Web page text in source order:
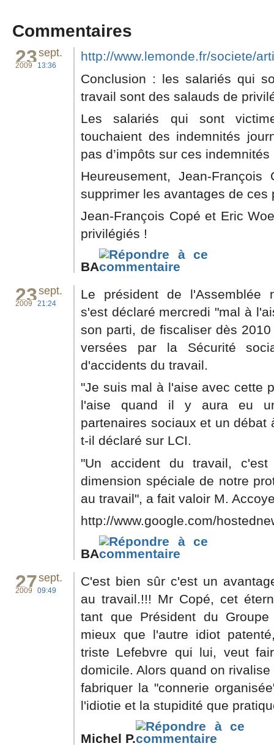
Commentaires
23sept.
2009 13:36
http://www.lemonde.fr/societe/
Conclusion : les salariés qui
travail sont des salauds de
Les salariés qui sont
touchaient des indemnités
pas d’impôts sur ces
Heureusement, Jean-
supprimer les avantages de ces
Jean-François Copé et Eric
privilégiés !
BA
23sept.
2009 21:24
Le président de l'Assemblée
s'est déclaré mercredi "mal à
son parti, de fiscaliser dès
versées par la Sécurité
d'accidents du travail.
"Je suis mal à l'aise avec cette
l'aise quand il y aura eu
partenaires sociaux et un débat
t-il déclaré sur LCI.
"Un accident du travail,
dimension spéciale de notre
au travail", a fait valoir M.
http://www.google.com/
BA
27sept.
2009 09:49
C'est bien sûr c'est un
au travail.!!! Mr Copé, cet
tant que Président du
mieux que l'autre idiot
triste Lefebvre qui lui, veut
domicile. Alors quand on
fabriquer la "connerie
l'idiotie et la stupidité que
Michel P.